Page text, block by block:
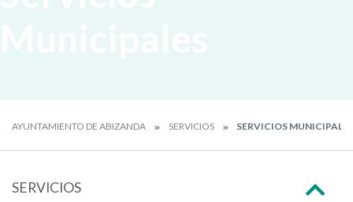
AYUNTAMIENTO DE ABIZANDA SERVICIOS SERVICIOS MUNICIPALES
SERVICIOS